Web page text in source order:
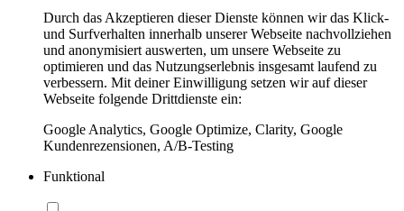
Durch das Akzeptieren dieser Dienste können wir das Klick-
und Surfverhalten innerhalb unserer Webseite nachvollziehen
und anonymisiert auswerten, um unsere Webseite zu
optimieren und das Nutzungserlebnis insgesamt laufend zu
verbessern. Mit deiner Einwilligung setzen wir auf dieser
Webseite folgende Drittdienste ein:
Google Analytics, Google Optimize, Clarity, Google
Kundenrezensionen, A/B-Testing
Funktional